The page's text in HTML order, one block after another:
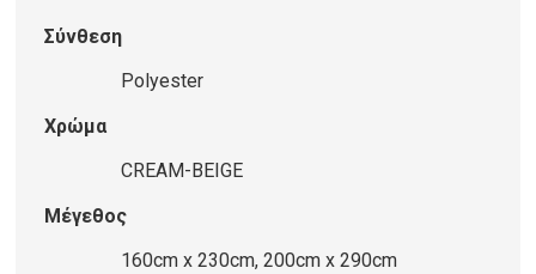
ποσότητα
Σύνθεση
Polyester
Χρώμα
CREAM-BEIGE
Μέγεθος
160cm x 230cm, 200cm x 290cm